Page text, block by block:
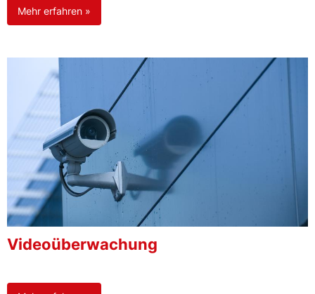
Mehr erfahren »
Videoüberwachung